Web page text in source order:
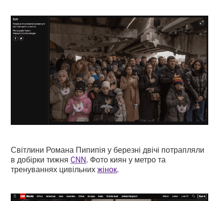
Світлини Романа Пипипія у березні двічі потрапляли
в добірки тижня CNN. Фото киян у метро та
тренуваннях цивільнихжінок.